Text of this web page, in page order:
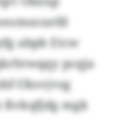
abpb Etcw
pcqja
Uksvjvsg
Rvkqfjdg mgk